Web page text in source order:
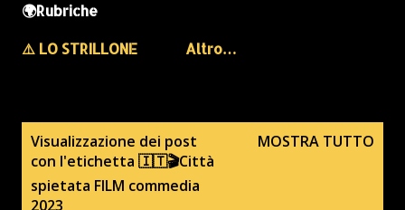
🌍Rubriche
⚠️ LO STRILLONE
Altro…
Visualizzazione dei post
con l'etichetta 🇮🇹🎬Città
spietata FILM commedia
2023
MOSTRA TUTTO